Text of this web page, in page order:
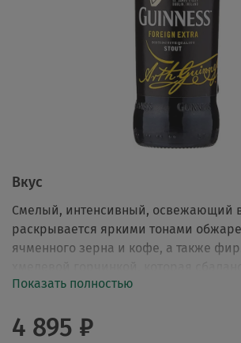
4 895 ₽
Вкус
Смелый, интенсивный, освежающий
раскрывается яркими тонами
ячменного зерна и кофе, а также
тонкой сладостью. Послевкусие
Показать полностью